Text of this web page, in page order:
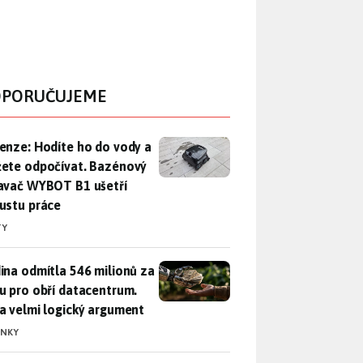
Hodíte ho do vody a můžete odpočívat. Bazénový
Hodíte ho do vody a
odpočívat. Bazénový
WYBOT B1 ušetří
práce
odmítla 546 milionů za půdu pro obří datacentrum. Měla
odmítla 546 milionů za
pro obří datacentrum.
velmi logický argument